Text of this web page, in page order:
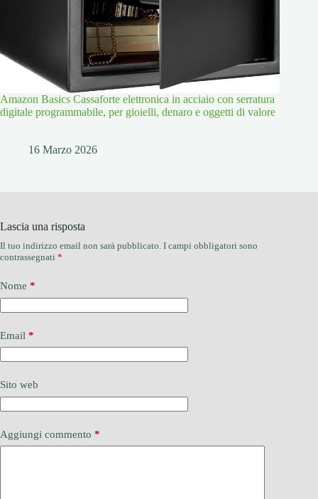
Amazon Basics Cassaforte elettronica in acciaio con serratura
digitale programmabile, per gioielli, denaro e oggetti di valore
16 Marzo 2026
Lascia una risposta
Il tuo indirizzo email non sarà pubblicato. I campi obbligatori sono
contrassegnati *
Nome *
Email *
Sito web
Aggiungi commento *